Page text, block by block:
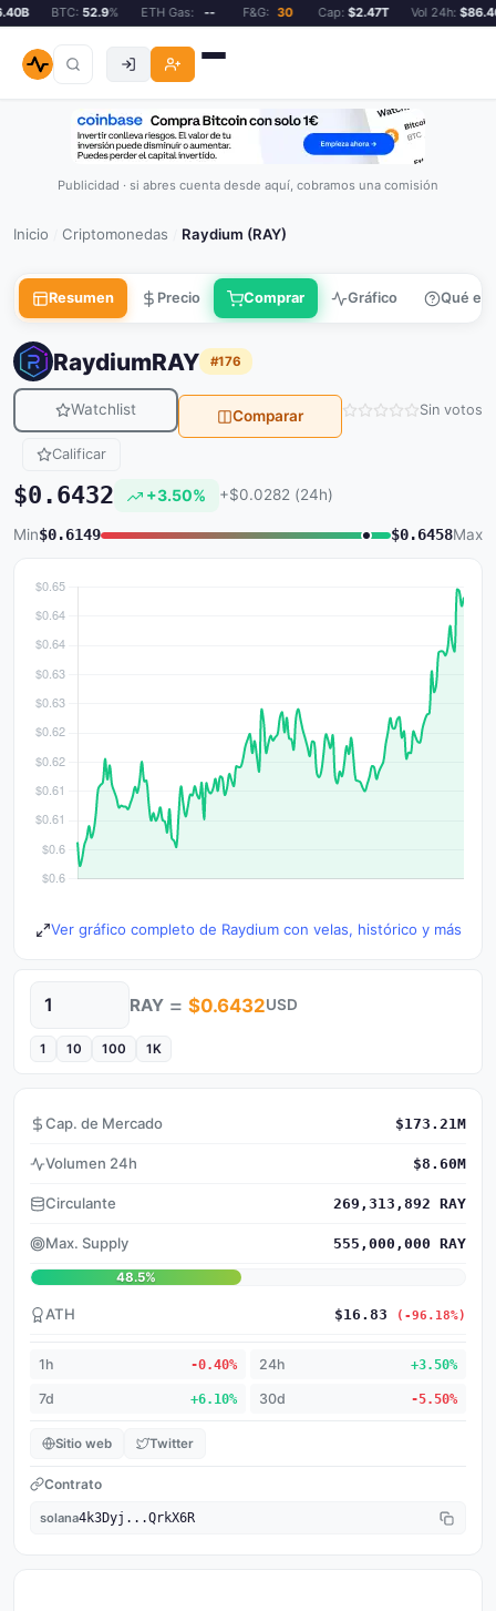
BTC:52.9% ETH Gas: -- F&G: 30 Cap:$2.47T Vol 24h:
Publicidad · si abres cuenta desde aquí, cobramos una comisión
Inicio Criptomonedas Raydium (RAY)
Resumen Precio Comprar Gráfico Qué es
RaydiumRAY #176
Watchlist Comparar Sin votos
Calificar
$0.6432 +3.50% +$0.0282 (24h)
Min$0.6149 $0.6458Max
Ver gráfico completo de Raydium con velas, histórico y más
Cantidad RAY = $0.6432USD
1 10 100 1K
Cap. de Mercado $173.21M
Volumen 24h $8.60M
Circulante 269,313,892 RAY
Max. Supply 555,000,000 RAY
48.5%
ATH $16.83 (-96.18%)
1h -0.40% 24h +3.50%
7d +6.10% 30d -5.50%
Sitio web Twitter
Contrato
solana4k3Dyj...QrkX6R